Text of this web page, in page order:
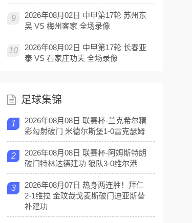
9
2026年08月02日 中甲第17轮 苏州东
吴 VS 梅州客家 全场录像
10
2026年08月02日 中甲第17轮 长春亚
泰 VS 石家庄功夫 全场录像
足球集锦
1
2026年08月08日 联赛杯-兰克希尔精
彩勾射破门 米德尔斯堡1-0雷克瑟姆
2
2026年08月08日 联赛杯-阿姆斯特朗
破门特林达德建功 狼队3-0维尔港
3
2026年08月07日 热身两连胜！拜仁
2-1维拉 金玟哉戈麦斯破门迪亚斯替
补建功